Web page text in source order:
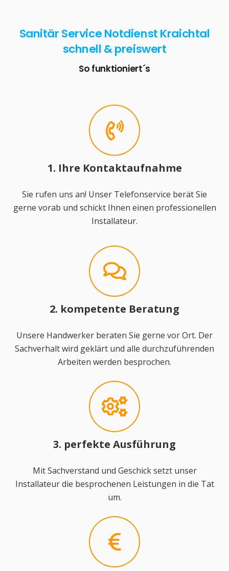
Sanitär Service Notdienst Kraichtal
schnell & preiswert
So funktioniert´s
1. Ihre Kontaktaufnahme
Sie rufen uns an! Unser Telefonservice berät Sie
gerne vorab und schickt Ihnen einen professionellen
Installateur.
2. kompetente Beratung
Unsere Handwerker beraten Sie gerne vor Ort. Der
Sachverhalt wird geklärt und alle durchzuführenden
Arbeiten werden besprochen.
3. perfekte Ausführung
Mit Sachverstand und Geschick setzt unser
Installateur die besprochenen Leistungen in die Tat
um.